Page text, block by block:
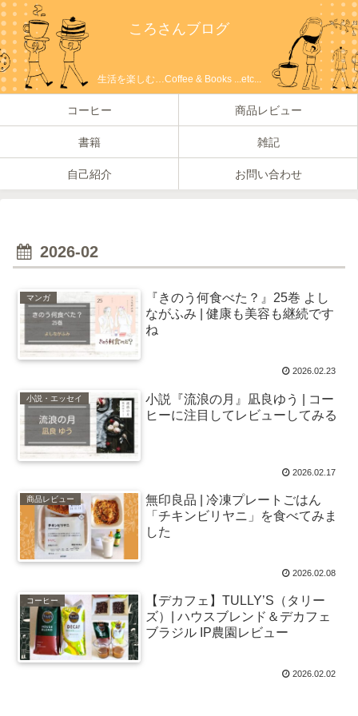
ころさんブログ
生活を楽しむ…Coffee & Books ...etc...
コーヒー 商品レビュー
書籍 雑記
自己紹介 お問い合わせ
2026-02
マンガ
『きのう何食べた？』25巻 よし
ながふみ | 健康も美容も継続です
ね
2026.02.23
小説・エッセイ
小説『流浪の月』凪良ゆう | コー
ヒーに注目してレビューしてみる
2026.02.17
商品レビュー
無印良品 | 冷凍プレートごはん
「チキンビリヤニ」を食べてみま
した
2026.02.08
コーヒー
【デカフェ】TULLY’S（タリー
ズ）| ハウスブレンド＆デカフェ
ブラジル IP農園レビュー
2026.02.02